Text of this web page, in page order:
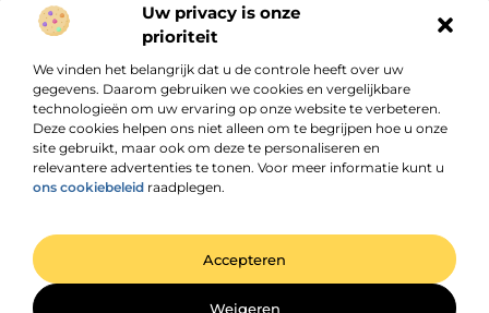
Uw privacy is onze
prioriteit
We vinden het belangrijk dat u de controle heeft over uw
gegevens. Daarom gebruiken we cookies en vergelijkbare
technologieën om uw ervaring op onze website te verbeteren.
Deze cookies helpen ons niet alleen om te begrijpen hoe u onze
site gebruikt, maar ook om deze te personaliseren en
relevantere advertenties te tonen. Voor meer informatie kunt u
ons cookiebeleid raadplegen.
Accepteren
Weigeren
Jouw dagelijkse bron van inspiratie en
dagelijks verder helpen.
@2025 All Right Reserved. Design by